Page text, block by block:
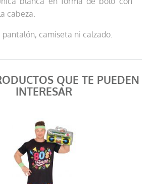
cabeza.
pantalón, camiseta ni calzado.
QUE TE PUEDEN
INTERESAR